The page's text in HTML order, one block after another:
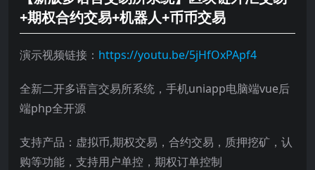
+期权合约交易+机器人+币币交易
演示视频链接： https://youtu.be/5jHfOxPApf4
全新二开多语言交易所系统，手机uniapp电脑端vue后
端php全开源
支持产品：虚拟币,期权交易，合约交易，质押挖矿，认
购等功能，支持用户单控，期权订单控制